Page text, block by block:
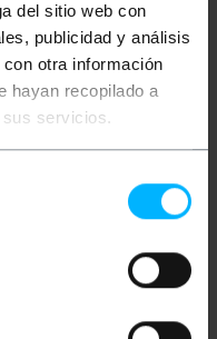
del sitio web con
publicidad y análisis
otra información
hayan recopilado a
servicios.
connector en SMA-
doel van deze kabel
met een N-
Als resultaat van
worden
of SMA-
kabel kan een
antenne worden
kabel is 1,5 dB/m
voor deze lengte